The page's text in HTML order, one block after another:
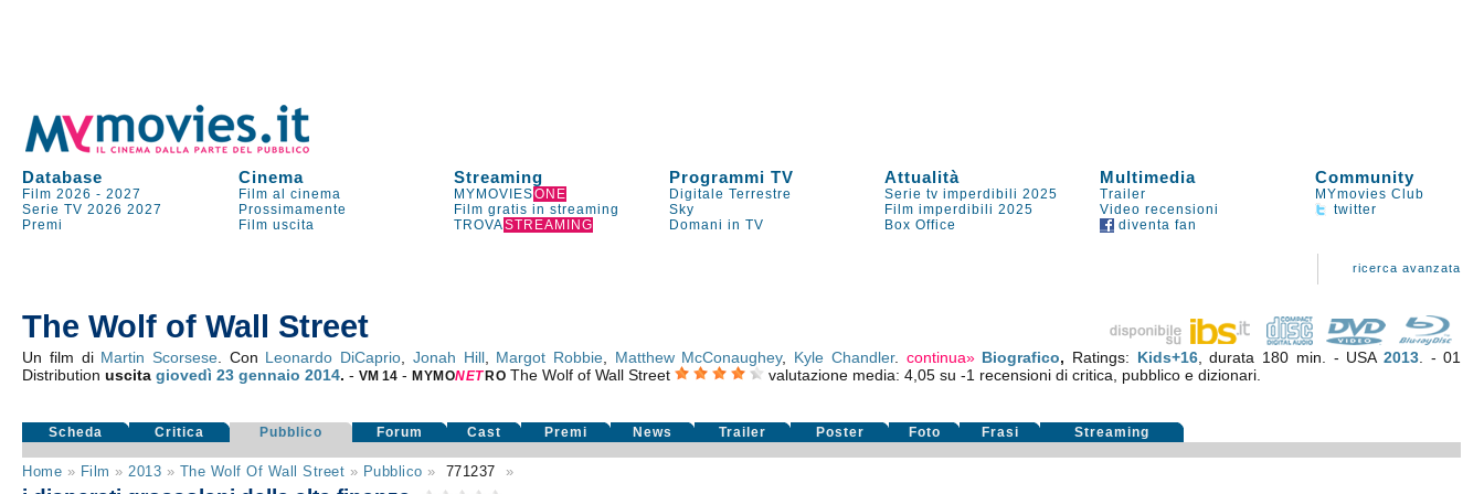
Database Cinema Streaming Programmi TV Attualità Multimedia Community
Film 2026 -2027 Film al cinema MYMOVIESONE Digitale Terrestre Serie tv imperdibili 2025 Trailer
MYmovies Club
Serie TV 2026 2027 Prossimamente Film gratis in streaming Sky Film imperdibili 2025 Video recensioni
twitter
Premi
Film uscita TROVASTREAMING Domani in TV Box Office diventa fan
ricerca avanzata
The Wolf of Wall Street
Un film di Martin Scorsese . Con Leonardo DiCaprio Jonah Hill, Margot Robbie Matthew McConaughey, Kyle Chandler. continua» Biografico, Ratings: Kids+16, durata 180 min. - USA 2013 . - 01
Distributionuscitagiovedì 23 gennaio 2014.-VM 14 -MYMONET RO The Wolf of Wall Street valutazione media: 4,05 su -1 recensioni di critica, pubblico e dizionari.
Scheda Critica Pubblico Forum Cast Premi News Trailer Poster Foto Frasi Streaming
Home » Film » 2013 » The Wolf Of Wall Street » Pubblico » 771237 »